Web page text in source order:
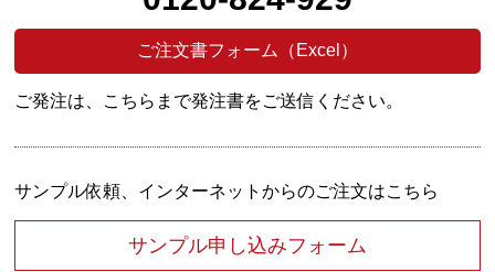
ご注文書フォーム（Excel）
ご発注は、こちらまで発注書をご送信ください。
サンプル依頼、インターネットからのご注文はこちら
サンプル申し込みフォーム